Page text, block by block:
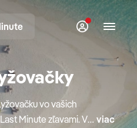
vo vašich
Minute zľavami. V
viac